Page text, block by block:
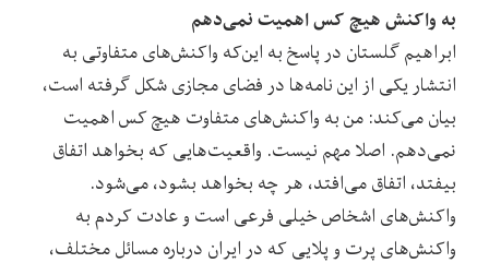
به واکنش هیچ کس اهمیت نمی‌دهم
ابراهیم گلستان در پاسخ به این‌که واکنش‌های متفاوتی به
انتشار یکی از این نامه‌ها در فضای مجازی شکل گرفته است،
بیان می‌کند: من به واکنش‌های متفاوت هیچ کس اهمیت
نمی‌دهم. اصلا مهم نیست. واقعیت‌هایی که بخواهد اتفاق
بیفتد، اتفاق می‌افتد، هر چه بخواهد بشود، می‌شود.
واکنش‌های اشخاص خیلی فرعی است و عادت کردم به
واکنش‌های پرت و پلایی که در ایران درباره مسائل مختلف،